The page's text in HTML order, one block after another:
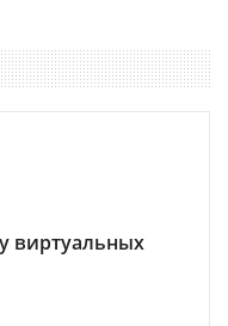
виртуальных